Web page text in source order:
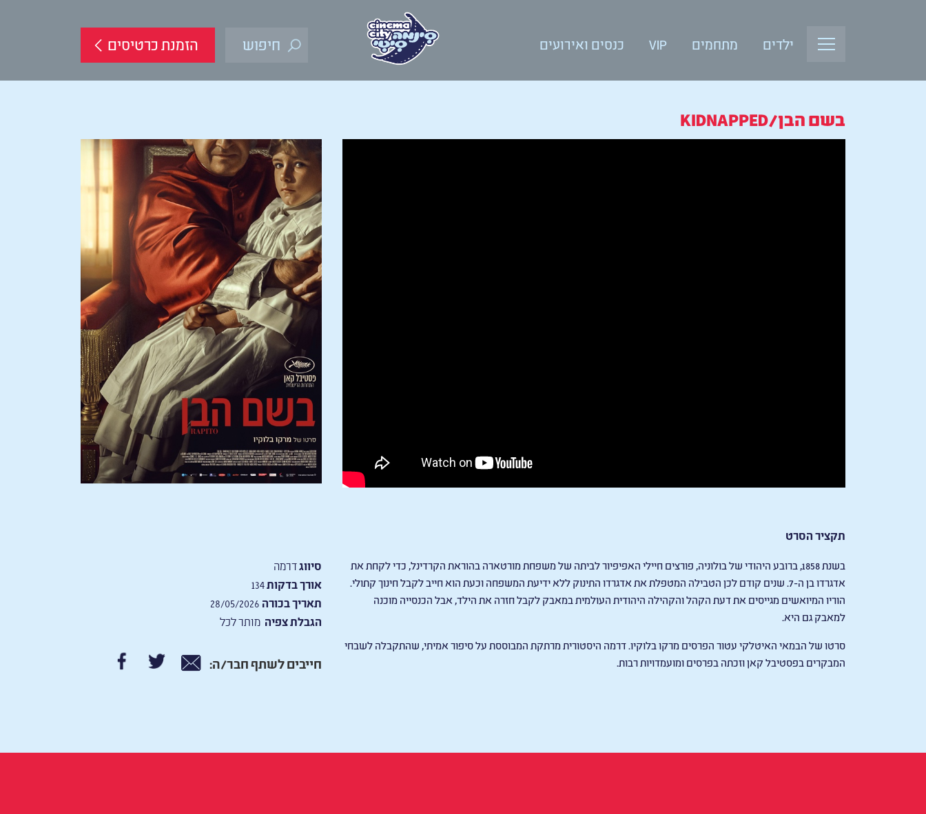
ילדים מתחמים VIP כנסים ואירועים הזמנת כרטיסים
בשם הבן/KIDNAPPED
תקציר הסרט
בשנת 1858, ברובע היהודי של בולוניה, פורצים חיילי האפיפיור לביתה של משפחת מורטארה בהוראת הקרדינל, כדי לקחת את
אדגרדו בן ה-7. שנים קודם לכן הטבילה המטפלת את אדגרדו התינוק ללא ידיעת המשפחה וכעת הוא חייב לקבל חינוך קתולי.
הוריו המיואשים מגייסים את דעת הקהל והקהילה היהודית העולמית במאבק לקבל חזרה את הילד, אבל הכנסייה מוכנה
למאבק גם היא.
סרטו של הבמאי האיטלקי עטור הפרסים מרקו בלוקיו. דרמה היסטורית מרתקת המבוססת על סיפור אמיתי, שהתקבלה לשבחי
המבקרים בפסטיבל קאן וזכתה בפרסים ומועמדויות רבות.
סיווגדרמה
אורך בדקות
תאריך בכורה
הגבלת צפיה מותר לכל
חייבים לשתף חבר/ה: